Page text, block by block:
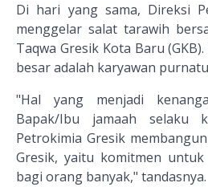
Di hari yang sama, Direksi
menggelar salat tarawih
Taqwa Gresik Kota Baru
besar adalah karyawan
"Hal yang menjadi
Bapak/Ibu jamaah selaku
Petrokimia Gresik
Gresik, yaitu komitmen
bagi orang banyak," tandasnya.